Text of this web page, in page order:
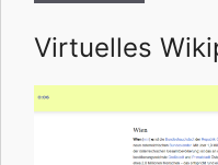
Virtuelles